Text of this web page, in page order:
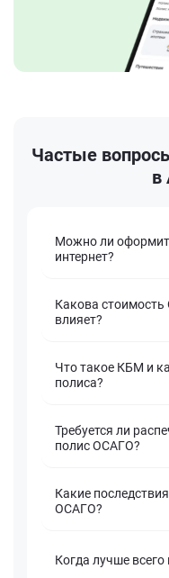
Частые
в
Можно ли
интернет?
Какова
влияет?
Что такое КБМ и
полиса?
Требуется ли
полис ОСАГО?
Какие
ОСАГО?
Когда лучше